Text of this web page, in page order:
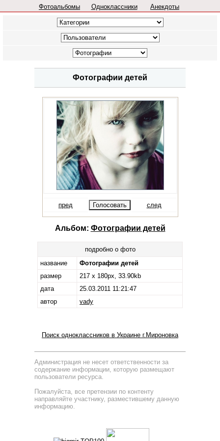
Фотоальбомы Одноклассники Анекдоты
Фотографии детей
пред след
Альбом: Фотографии детей
подробно о фото
название
Фотографии детей
размер
217 x 180px, 33.90kb
дата
25.03.2011 11:21:47
автор
vady
Поиск одноклассников в Украине г.Мироновка
Администрация не несет ответственности за
содержание информации, которую размещают
пользователи ресурса.
Пожалуйста, все претензии по контенту
направляйте участнику, разместившему данную
информацию.